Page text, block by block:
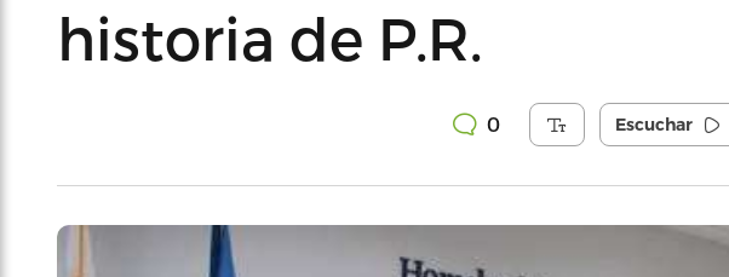
historia de P.R.
0 Escuchar